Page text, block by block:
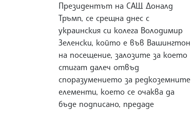
Президентът на САЩ Доналд
Тръмп, се срещна днес с
украинския си колега Володимир
Зеленски, който е във Вашингтон
на посещение, залозите за което
стигат далеч отвъд
споразумението за редкоземните
елементи, което се очаква да
бъде подписано, предаде